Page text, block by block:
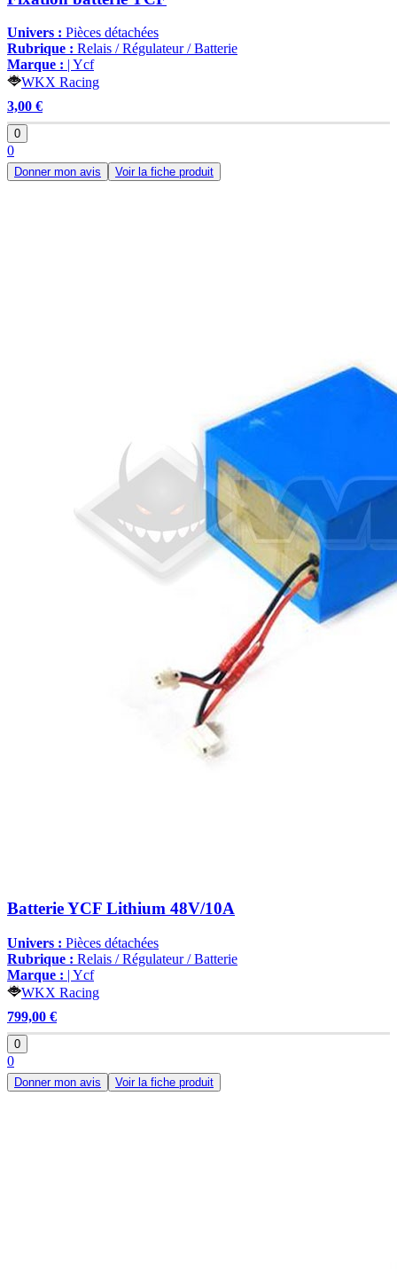
Univers : Pièces détachées
Rubrique : Relais / Régulateur / Batterie
Marque : | Ycf
WKX Racing
3,00 €
0
0
Donner mon avis Voir la fiche produit
Batterie YCF Lithium 48V/10A
Univers : Pièces détachées
Rubrique : Relais / Régulateur / Batterie
Marque : | Ycf
WKX Racing
799,00 €
0
0
Donner mon avis Voir la fiche produit